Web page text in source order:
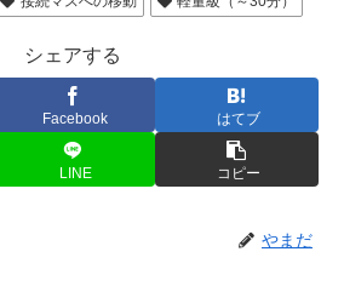
シェアする
Facebook はてブ
LINE コピー
やまだ